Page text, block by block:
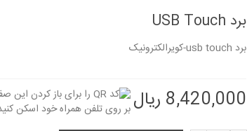
برد USB Touch
برد usb touch-کویرالکترونیک
8,420,000 ریال
کابل افزایش طول تاچ 4 سیمه-
635,000 ریال